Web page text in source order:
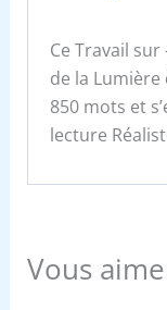
Ce Travail sur
de la Lumière
850 mots et
lecture
Vous